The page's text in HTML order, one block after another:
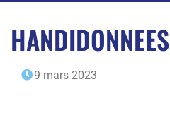
HANDIDONNEES
9 mars 2023